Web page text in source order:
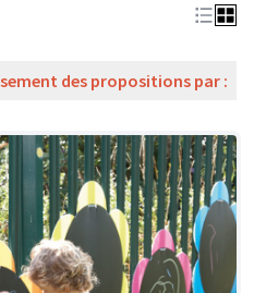
des propositions par :